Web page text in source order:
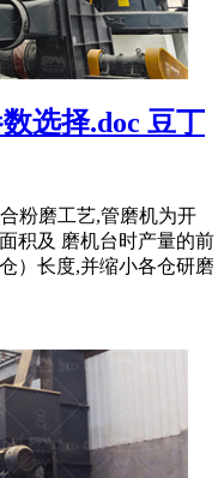
选择.doc 豆丁
粉磨工艺,管磨机为开
积及 磨机台时产量的前
）长度,并缩小各仓研磨